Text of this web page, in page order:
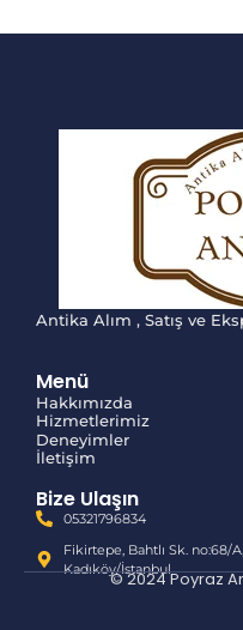
Antika Alım , Satış ve
Menü
Hakkımızda
Hizmetlerimiz
Deneyimler
İletişim
Bize Ulaşın
05321796834
Fikirtepe, Bahtlı Sk. no:68/
Kadıköy/İstanbul
© 2024 Poyraz